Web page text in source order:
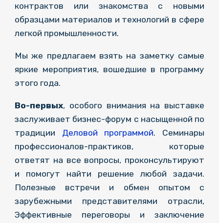
контрактов или знакомства с новыми
образцами материалов и технологий в сфере
легкой промышленности.
Мы же предлагаем взять на заметку самые
яркие мероприятия, вошедшие в программу
этого года.
Во-первых, особого внимания на выставке
заслуживает бизнес-форум с насыщенной по
традиции Деловой программой. Семинары
профессионалов-практиков, которые
ответят на все вопросы, проконсультируют
и помогут найти решение любой задачи.
Полезные встречи и обмен опытом с
зарубежными представителями отрасли,
Эффективные переговоры и заключение